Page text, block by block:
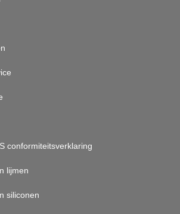
conformiteitsverklaring
lijmen
siliconen